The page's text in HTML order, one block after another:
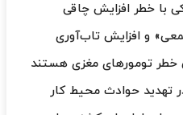
با خطر افزایش چاقی
و افزایش تاب‌آوری
تومورهای مغزی هستند
تهدید حوادث محیط کار